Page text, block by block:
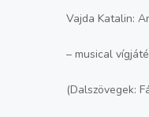
Vajda Katalin:
– musical
(Dalszövegek: